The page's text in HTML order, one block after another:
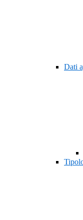
Dati